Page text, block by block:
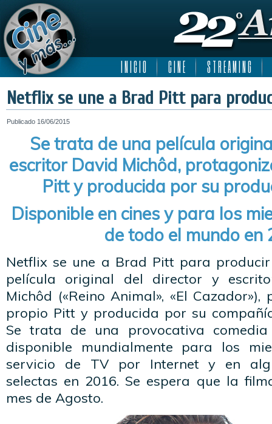
I N I C I O C I N E S T R E A M I N G
Netflix se une a Brad Pitt para
Publicado 16/06/2015
Se trata de una película
escritor David Michôd,
Pitt y producida por su
Disponible en cines y para los
de todo el mundo en
Netflix se une a Brad Pitt para producir
película original del director y
Michôd («Reino Animal», «El
propio Pitt y producida por su
Se trata de una provocativa
disponible mundialmente para los
servicio de TV por Internet y en
selectas en 2016. Se espera que la
mes de Agosto.